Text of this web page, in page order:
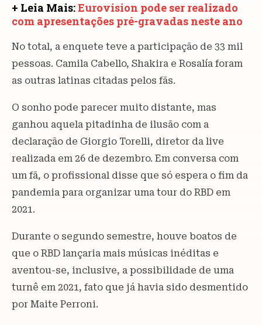
+ Leia Mais:Eurovision pode ser realizado
com apresentações pré-gravadas neste ano
No total, a enquete teve a participação de 33 mil
pessoas. Camila Cabello, Shakira e Rosalía foram
as outras latinas citadas pelos fãs.
O sonho pode parecer muito distante, mas
ganhou aquela pitadinha de ilusão com a
declaração de Giorgio Torelli, diretor da live
realizada em 26 de dezembro. Em conversa com
um fã, o profissional disse que só espera o fim da
pandemia para organizar uma tour do RBD em
2021.
Durante o segundo semestre, houve boatos de
que o RBD lançaria mais músicas inéditas e
aventou-se, inclusive, a possibilidade de uma
turnê em 2021, fato que já havia sido desmentido
por Maite Perroni.